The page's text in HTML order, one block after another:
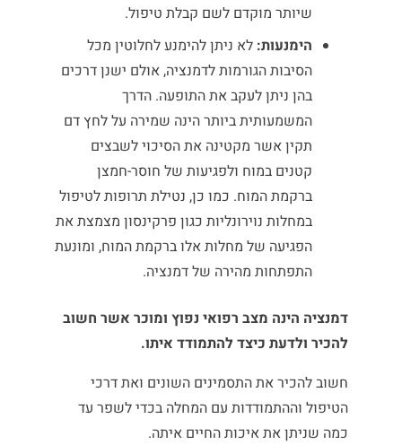
שיותר מוקדם לשם קבלת טיפול.
הימנעות: לא ניתן להימנע לחלוטין מכל
הסיבות הגורמות לדמנציה, אולם ישנן דרכים
בהן ניתן לעקב את התופעה. הדרך
המשמעותית ביותר הינה שמירה על לחץ דם
תקין אשר מקטינה את הסיכוי לשבצים
קטנים במוח ולפגיעות של חוסר-חמצן
ברקמת המוח. כמו כן, נטילת תרופות לטיפול
במחלות נוירונליות כגון פרקינסון מצמצת את
הפגיעה של מחלות אלו ברקמת המוח, ומונעת
התפתחות מהירה של דמנציה.
דמנציה הינה מצב רפואי נפוץ ומוכר אשר חשוב
להכיר ולדעת כיצד להתמודד איתו.
חשוב להכיר את התסמינים השונים ואת דרכי
הטיפול וההתמודדות עם המחלה בכדי לשפר עד
כמה שניתן את איכות החיים איתה.